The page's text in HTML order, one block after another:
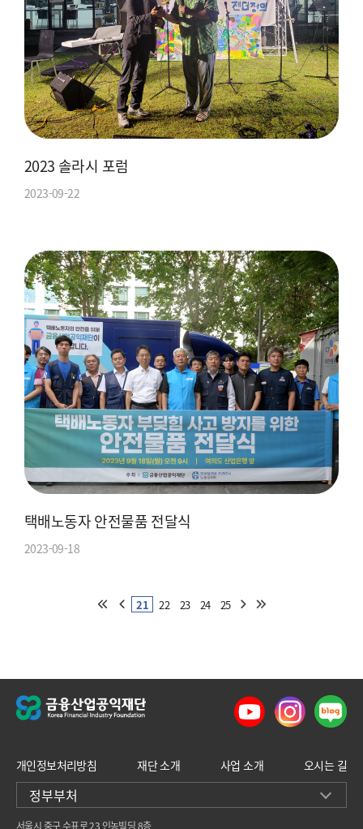
2023 솔라시 포럼
2023-09-22
택배노동자 안전물품 전달식
2023-09-18
21 22 23 24 25
개인정보처리방침 재단 소개 사업 소개 오시는 길
정부부처
서울시 중구 수표로 23 인농빌딩 8층